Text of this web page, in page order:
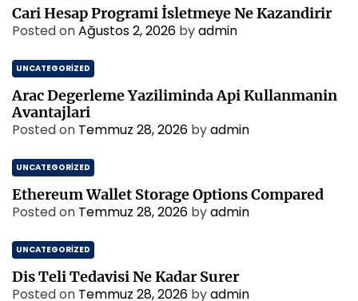
Cari Hesap Programi İsletmeye Ne Kazandirir
Posted onAğustos 2, 2026 byadmin
UNCATEGORIZED
Arac Degerleme Yaziliminda Api Kullanmanin
Avantajlari
Posted on Temmuz 28, 2026 byadmin
UNCATEGORIZED
Ethereum Wallet Storage Options Compared
Posted on Temmuz 28, 2026 byadmin
UNCATEGORIZED
Dis Teli Tedavisi Ne Kadar Surer
Posted on Temmuz 28, 2026 byadmin